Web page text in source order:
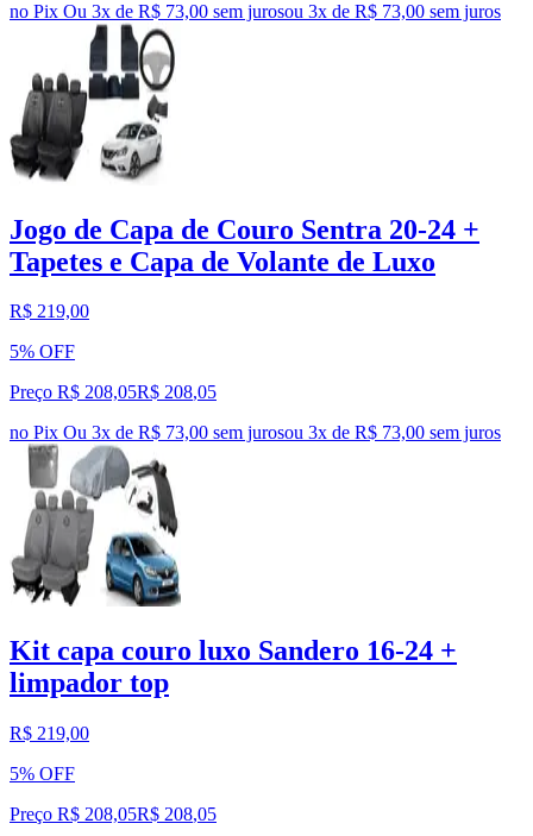
no Pix Ou 3x de R$ 73,00 sem jurosou 3x de R$ 73,00 sem juros
Jogo de Capa de Couro Sentra 20-24 +
Tapetes e Capa de Volante de Luxo
R$ 219,00
5% OFF
Preço R$ 208,05R$ 208,05
no Pix Ou 3x de R$ 73,00 sem jurosou 3x de R$ 73,00 sem juros
Kit capa couro luxo Sandero 16-24 +
limpador top
R$ 219,00
5% OFF
Preço R$ 208,05R$ 208,05